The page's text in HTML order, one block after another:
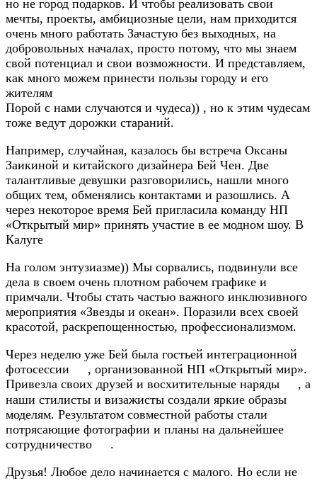
но не город подарков. И чтобы реализовать свои
мечты, проекты, амбициозные цели, нам приходится
очень много работать Зачастую без выходных, на
добровольных началах, просто потому, что мы знаем
свой потенциал и свои возможности. И представляем,
как много можем принести пользы городу и его
жителям
Порой с нами случаются и чудеса)) , но к этим чудесам
тоже ведут дорожки стараний.
Например, случайная, казалось бы встреча Оксаны
Заикиной и китайского дизайнера Бей Чен. Две
талантливые девушки разговорились, нашли много
общих тем, обменялись контактами и разошлись. А
через некоторое время Бей пригласила команду НП
«Открытый мир» принять участие в ее модном шоу. В
Калуге
На голом энтузиазме)) Мы сорвались, подвинули все
дела в своем очень плотном рабочем графике и
примчали. Чтобы стать частью важного инклюзивного
мероприятия «Звезды и океан». Поразили всех своей
красотой, раскрепощенностью, профессионализмом.
Через неделю уже Бей была гостьей интеграционной
фотосессии
, организованной НП «Открытый мир».
Привезла своих друзей и восхитительные наряды
, а
наши стилисты и визажисты создали яркие образы
моделям. Результатом совместной работы стали
потрясающие фотографии и планы на дальнейшее
сотрудничество
.
Друзья! Любое дело начинается с малого. Но если не